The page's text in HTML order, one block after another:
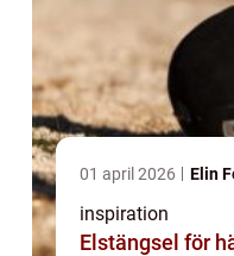
01 april 2026 Elin
inspiration
Elstängsel för